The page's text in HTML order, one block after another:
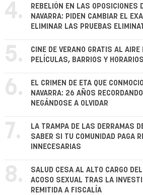
4.
REBELIÓN EN LAS OPOSICIONES
NAVARRA: PIDEN CAMBIAR EL
ELIMINAR LAS PRUEBAS
5.
CINE DE VERANO GRATIS AL
PELÍCULAS, BARRIOS Y
6.
EL CRIMEN DE ETA QUE
NAVARRA: 26 AÑOS
NEGÁNDOSE A OLVIDAR
7.
LA TRAMPA DE LAS DERRAMAS
SABER SI TU COMUNIDAD PAGA
INNECESARIAS
8.
SALUD CESA AL ALTO CARGO
ACOSO SEXUAL TRAS LA
REMITIDA A FISCALÍA